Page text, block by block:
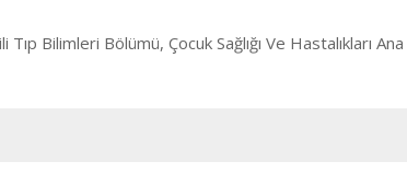
Tıp Bilimleri Bölümü, Çocuk Sağlığı Ve Hastalıkları Ana